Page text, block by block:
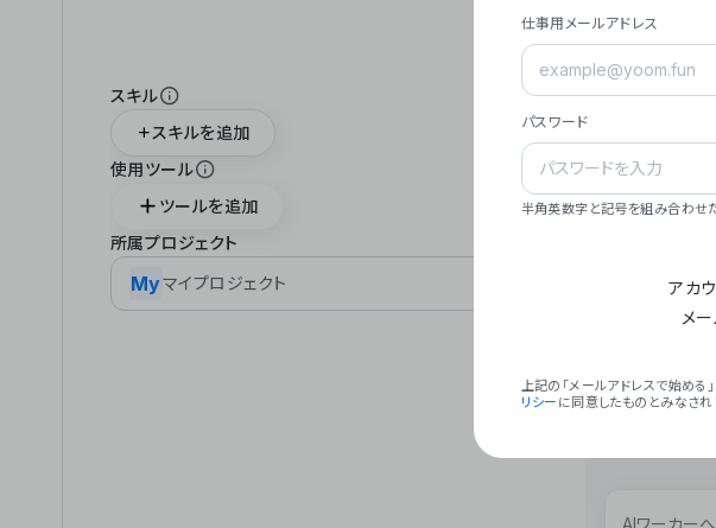
スキル
スキルを追加
使用ツール
ツールを追加
所属プロジェクト
Myマイプロジェクト
- **
-
###
仕事用メールアドレス
パスワード
半角英数字と記号を組み合わせ
アカ
メ
上記の「メールアドレスで始める
リシー に同意したものとみなされ